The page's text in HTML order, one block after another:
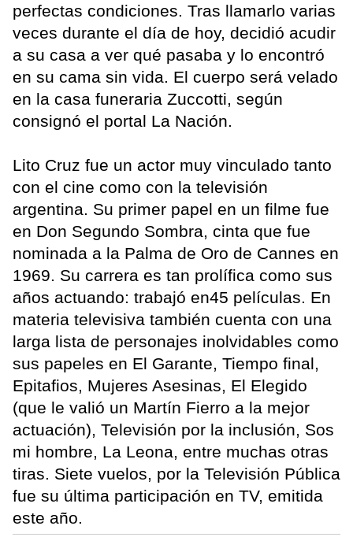
perfectas condiciones. Tras llamarlo varias
veces durante el día de hoy, decidió acudir
a su casa a ver qué pasaba y lo encontró
en su cama sin vida. El cuerpo será velado
en la casa funeraria Zuccotti, según
consignó el portal La Nación.
Lito Cruz fue un actor muy vinculado tanto
con el cine como con la televisión
argentina. Su primer papel en un filme fue
en Don Segundo Sombra, cinta que fue
nominada a la Palma de Oro de Cannes en
1969. Su carrera es tan prolífica como sus
años actuando: trabajó en45 películas. En
materia televisiva también cuenta con una
larga lista de personajes inolvidables como
sus papeles en El Garante, Tiempo final,
Epitafios, Mujeres Asesinas, El Elegido
(que le valió un Martín Fierro a la mejor
actuación), Televisión por la inclusión, Sos
mi hombre, La Leona, entre muchas otras
tiras. Siete vuelos, por la Televisión Pública
fue su última participación en TV, emitida
este año.